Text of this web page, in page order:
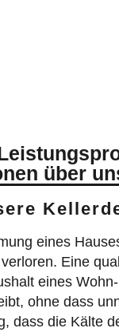
über
eines
Eine
eines
ohne dass
dass die Kälte